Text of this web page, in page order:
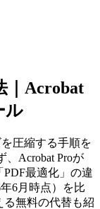
｜Acrobat
ル
圧縮する手順を
、Acrobat Proが
最適化」の違
6月時点）を比
無料の代替も紹